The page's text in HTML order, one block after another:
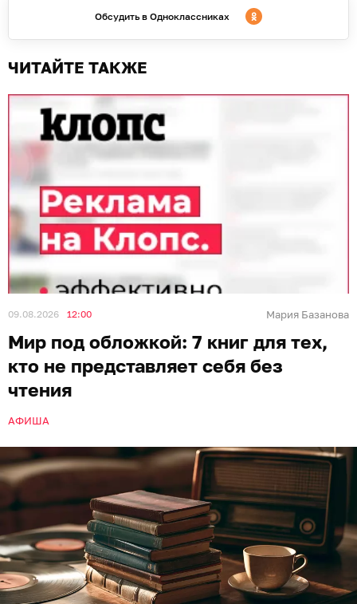
Обсудить в Одноклассниках
ЧИТАЙТЕ ТАКЖЕ
09.08.2026 12:00 Мария Базанова
Мир под обложкой: 7 книг для тех,
кто не представляет себя без
чтения
АФИША